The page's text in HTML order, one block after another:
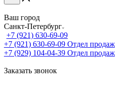
Ваш город
Санкт-Петербург
+7 (921) 630-69-09
+7 (921) 630-69-09 Отдел продаж
+7 (929) 104-04-39 Отдел продаж
Заказать звонок